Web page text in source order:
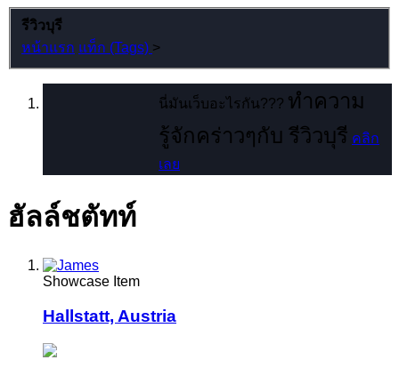
รีวิวบุรี
หน้าแรก แท็ก (Tags) >
นี่มันเว็บอะไรกัน??? ทำความ
รู้จักคร่าวๆกับ รีวิวบุรี คลิก
เลย
ฮัลล์ชตัทท์
Showcase Item
Hallstatt, Austria